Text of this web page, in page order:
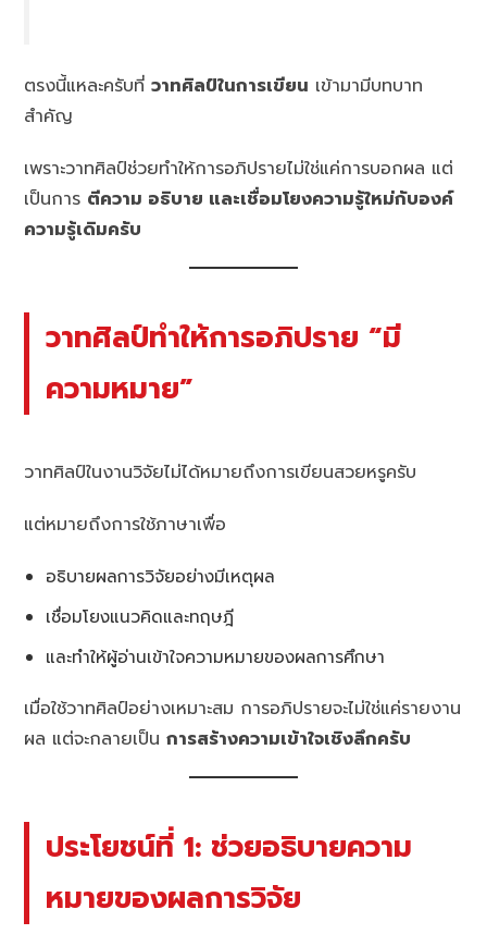
ตรงนี้แหละครับที่วาทศิลป์ในการเขียน เข้ามามีบทบาท
สำคัญ
เพราะวาทศิลป์ช่วยทำให้การอภิปรายไม่ใช่แค่การบอกผล แต่
เป็นการ ตีความ อธิบาย และเชื่อมโยงความรู้ใหม่กับองค์
ความรู้เดิมครับ
วาทศิลป์ทำให้การอภิปราย “มี
ความหมาย”
วาทศิลป์ในงานวิจัยไม่ได้หมายถึงการเขียนสวยหรูครับ
แต่หมายถึงการใช้ภาษาเพื่อ
อธิบายผลการวิจัยอย่างมีเหตุผล
เชื่อมโยงแนวคิดและทฤษฎี
และทำให้ผู้อ่านเข้าใจความหมายของผลการศึกษา
เมื่อใช้วาทศิลป์อย่างเหมาะสม การอภิปรายจะไม่ใช่แค่รายงาน
ผล แต่จะกลายเป็นการสร้างความเข้าใจเชิงลึกครับ
ประโยชน์ที่ 1: ช่วยอธิบายความ
หมายของผลการวิจัย